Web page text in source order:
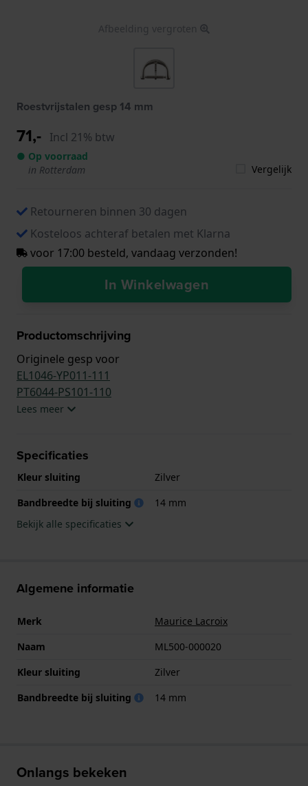
Afbeelding vergroten
Roestvrijstalen gesp 14 mm
71,- Incl 21% btw
● Op voorraad
in Rotterdam
Vergelijk
Retourneren binnen 30 dagen
Kosteloos achteraf betalen met Klarna
voor 17:00 besteld, vandaag verzonden!
In Winkelwagen
Productomschrijving
Originele gesp voor
EL1046-YP011-111
PT6044-PS101-110
Lees meer
Specificaties
Kleur sluiting
Zilver
Bandbreedte bij sluiting
14 mm
Bekijk alle specificaties
Algemene informatie
Merk
Maurice Lacroix
Naam
ML500-000020
Kleur sluiting
Zilver
Bandbreedte bij sluiting
14 mm
Onlangs bekeken